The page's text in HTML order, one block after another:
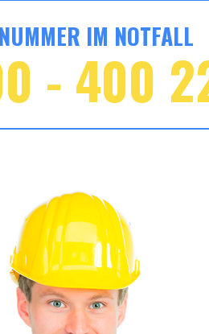
IM NOTFALL
- 400